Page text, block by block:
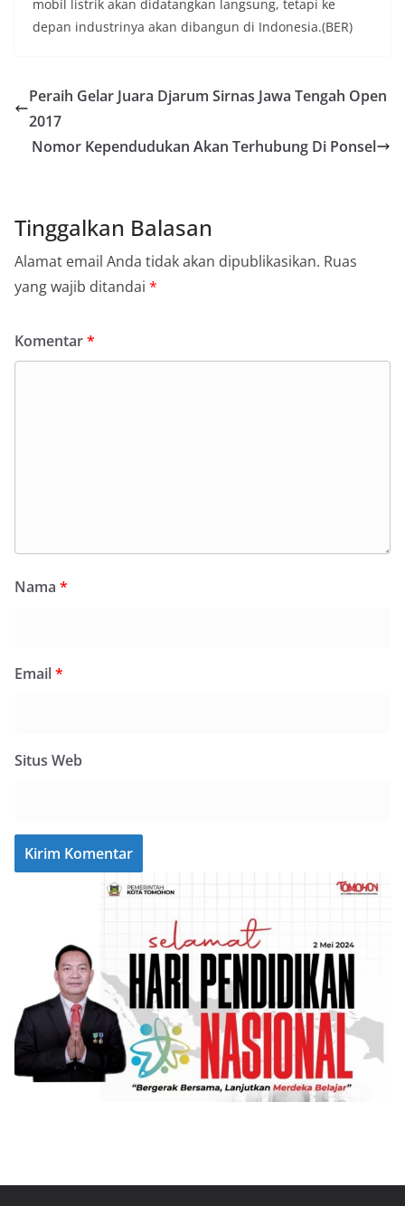
mobil listrik akan didatangkan langsung, tetapi ke
depan industrinya akan dibangun di Indonesia.(BER)
Peraih Gelar Juara Djarum Sirnas Jawa Tengah Open
2017
Nomor Kependudukan Akan Terhubung Di Ponsel
Tinggalkan Balasan
Alamat email Anda tidak akan dipublikasikan. Ruas
yang wajib ditandai *
Komentar*
Nama *
Email*
Situs Web